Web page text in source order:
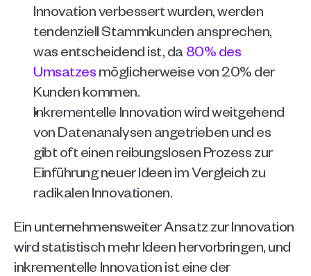
Innovation verbessert wurden, werden
tendenziell Stammkunden ansprechen,
was entscheidend ist, da 80% des
Umsatzes möglicherweise von 20% der
Kunden kommen.
Inkrementelle Innovation wird weitgehend
von Datenanalysen angetrieben und es
gibt oft einen reibungslosen Prozess zur
Einführung neuer Ideen im Vergleich zu
radikalen Innovationen.
Ein unternehmensweiter Ansatz zur Innovation
wird statistisch mehr Ideen hervorbringen, und
inkrementelle Innovation ist eine der